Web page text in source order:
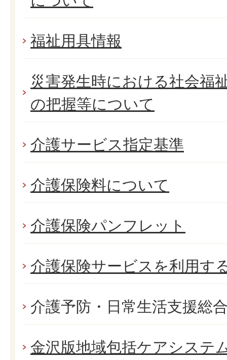
福祉用具情報
災害発生時における社会福
の把握等について
介護サービス指定基準
介護保険料について
介護保険パンフレット
介護保険サービスを利用す
介護予防・日常生活支援総
金沢版地域包括ケアシステ